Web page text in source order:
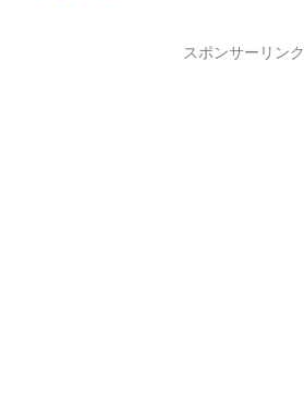
スポンサーリンク